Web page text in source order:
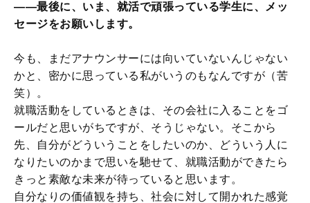
――最後に、いま、就活で頑張っている学生に、メッ
セージをお願いします。
今も、まだアナウンサーには向いていないんじゃない
かと、密かに思っている私がいうのもなんですが（苦
笑）。
就職活動をしているときは、その会社に入ることをゴ
ールだと思いがちですが、そうじゃない。そこから
先、自分がどういうことをしたいのか、どういう人に
なりたいのかまで思いを馳せて、就職活動ができたら
きっと素敵な未来が待っていると思います。
自分なりの価値観を持ち、社会に対して開かれた感覚